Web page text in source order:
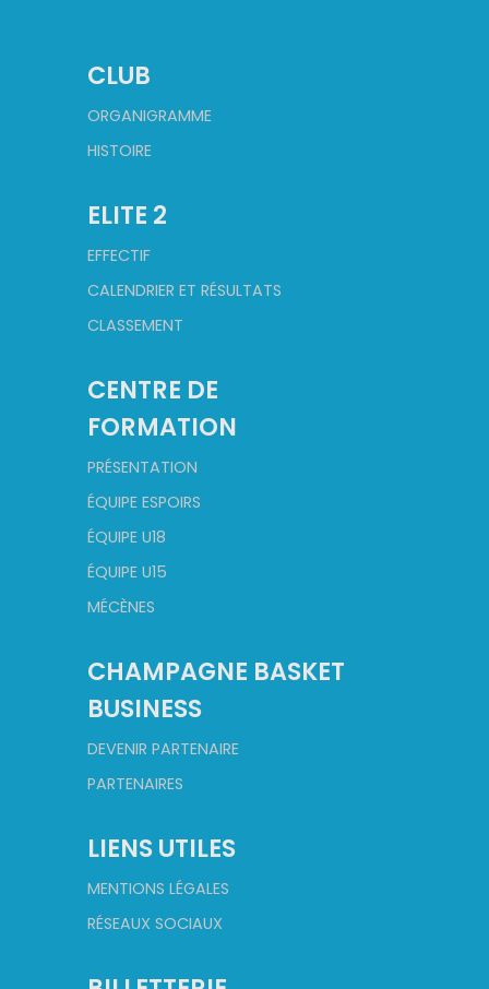
CLUB
ORGANIGRAMME
HISTOIRE
ELITE 2
EFFECTIF
CALENDRIER ET RÉSULTATS
CLASSEMENT
CENTRE DE
FORMATION
PRÉSENTATION
ÉQUIPE ESPOIRS
ÉQUIPE U18
ÉQUIPE U15
MÉCÈNES
CHAMPAGNE BASKET
BUSINESS
DEVENIR PARTENAIRE
PARTENAIRES
LIENS UTILES
MENTIONS LÉGALES
RÉSEAUX SOCIAUX